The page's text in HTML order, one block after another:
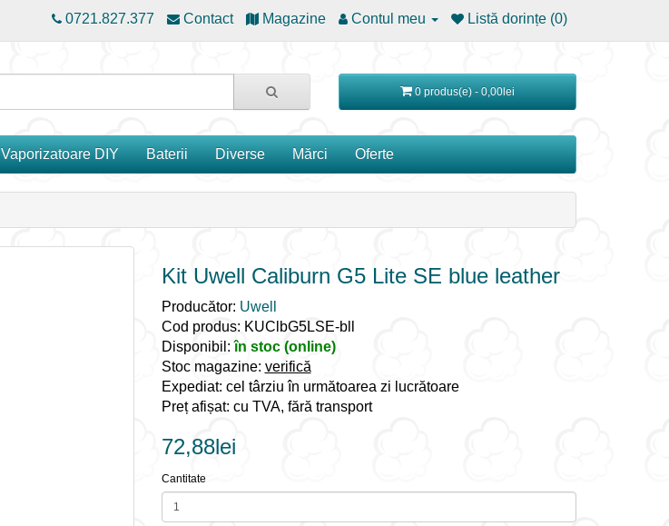
0721.827.377 Contact Magazine Contul meu Listă dorințe (0)
0 produs(e) - 0,00lei
Vaporizatoare DIY Baterii Diverse Mărci Oferte
Kit Uwell Caliburn G5 Lite SE blue leather
Producător: Uwell
Cod produs: KUClbG5LSE-bll
Disponibil:în stoc (online)
Stoc magazine: verifică
Expediat: cel târziu în următoarea zi lucrătoare
Preț afișat: cu TVA, fără transport
72,88lei
Cantitate